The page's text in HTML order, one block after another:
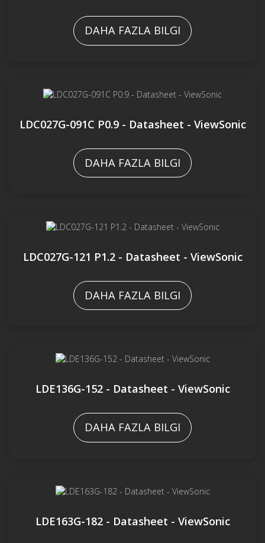
DAHA FAZLA BILGI
LDC027G-091C P0.9 - Datasheet - ViewSonic
DAHA FAZLA BILGI
LDC027G-121 P1.2 - Datasheet - ViewSonic
DAHA FAZLA BILGI
LDE136G-152 - Datasheet - ViewSonic
DAHA FAZLA BILGI
LDE163G-182 - Datasheet - ViewSonic